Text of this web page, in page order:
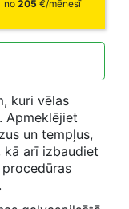
no 205 €/mēnesī
kuri vēlas
Apmeklējiet
un tempļus,
kā arī izbaudiet